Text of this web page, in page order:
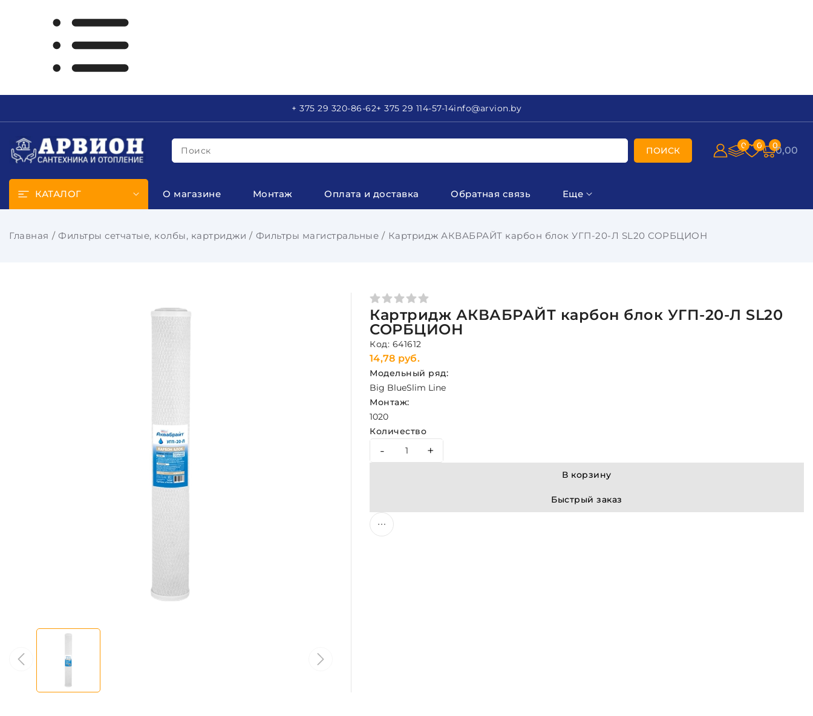
+ 375 29 320-86-62+ 375 29 114-57-14info@arvion.by
Поиск ПОИСК 0 0 00,00
КАТАЛОГ О магазине Монтаж Оплата и доставка Обратная связь Еще
Главная Фильтры сетчатые, колбы, картриджи Фильтры магистральные Картридж АКВАБРАЙТ карбон блок УГП-20-Л SL20 СОРБЦИОН
Картридж АКВАБРАЙТ карбон блок УГП-20-Л SL20
СОРБЦИОН
Код: 641612
14,78 руб.
Модельный ряд:
Big BlueSlim Line
Монтаж:
1020
Количество
- +
В корзину
Быстрый заказ